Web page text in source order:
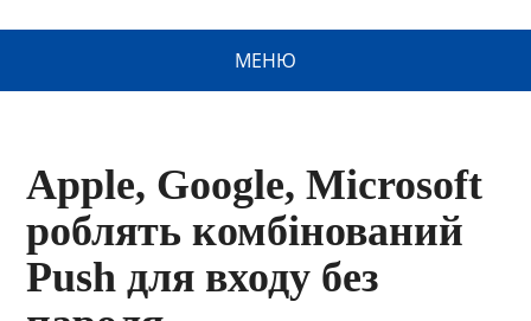
МЕНЮ
Apple, Google, Microsoft
роблять комбінований
Push для входу без